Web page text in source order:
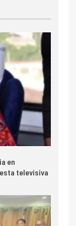
en
televisiva